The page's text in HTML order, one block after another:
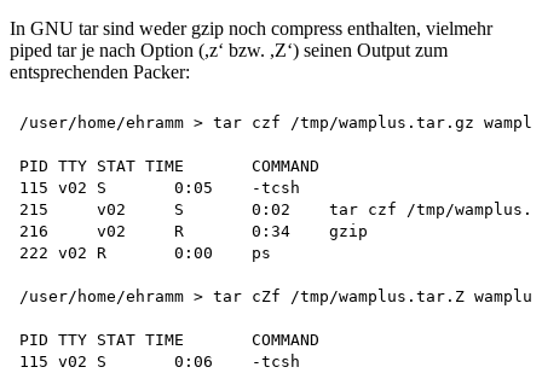
In GNU tar sind weder gzip noch compress enthalten, vielmehr
piped tar je nach Option (,z‘ bzw. ,Z‘) seinen Output zum
entsprechenden Packer:
/user/home/ehramm > tar czf /tmp/wamplus.tar.gz
PID TTY	STAT TIME	COMMAND
115 v02	S	0:05	-tcsh
215	v02	S	0:02	tar czf /tmp/wamplus.tar.gz wamplus
216	v02	R	0:34	gzip
222 v02	R	0:00	ps
/user/home/ehramm > tar cZf /tmp/wamplus.tar.Z
PID TTY	STAT TIME	COMMAND
115 v02	S	0:06	-tcsh